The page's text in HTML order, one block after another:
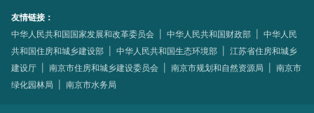
友情链接：
中华人民共和国国家发展和改革委员会
中华人民共和国财政部
中华人民
共和国住房和城乡建设部
中华人民共和国生态环境部
江苏省住房和城乡
建设厅
南京市住房和城乡建设委员会 南京市规划和自然资源局
南京市
绿化园林局
南京市水务局